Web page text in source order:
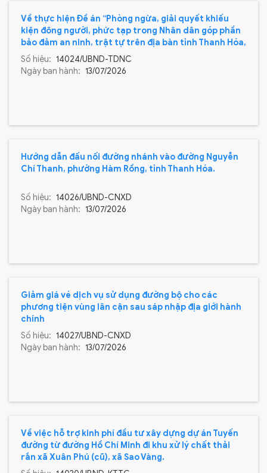
Về thực hiện Đề án “Phòng ngừa, giải quyết khiếu
kiện đông người, phức tạp trong Nhân dân góp phần
bảo đảm an ninh, trật tự trên địa bàn tỉnh Thanh Hóa,
giai đoạn 2024-2030”
Số hiệu: 14024/UBND-TDNC
Ngày ban hành: 13/07/2026
Hướng dẫn đấu nối đường nhánh vào đường Nguyễn
Chí Thanh, phường Hàm Rồng, tỉnh Thanh Hóa.
Số hiệu: 14026/UBND-CNXD
Ngày ban hành: 13/07/2026
Giảm giá vé dịch vụ sử dụng đường bộ cho các
phương tiện vùng lân cận sau sáp nhập địa giới hành
chính
Số hiệu: 14027/UBND-CNXD
Ngày ban hành: 13/07/2026
Về việc hỗ trợ kinh phí đầu tư xây dựng dự án Tuyến
đường từ đường Hồ Chí Minh đi khu xử lý chất thải
rắn xã Xuân Phú (cũ), xã Sao Vàng.